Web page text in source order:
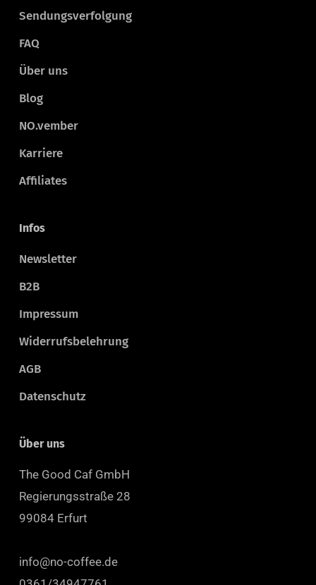
Sendungsverfolgung
FAQ
Über uns
Blog
NO.vember
Karriere
Affiliates
Infos
Newsletter
B2B
Impressum
Widerrufsbelehrung
AGB
Datenschutz
Über uns
The Good Caf GmbH
Regierungsstraße 28
99084 Erfurt
info@no-coffee.de